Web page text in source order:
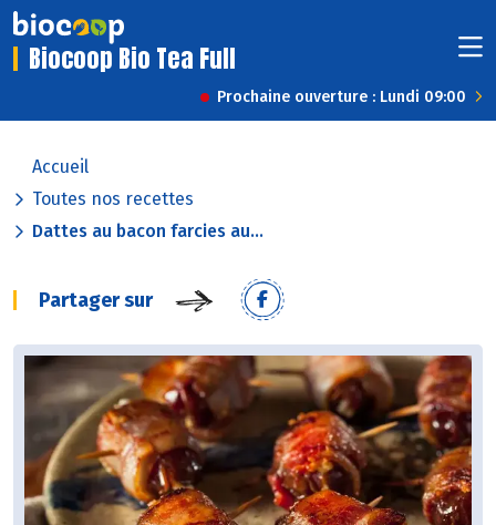
Biocoop Bio Tea Full
Prochaine ouverture : Lundi 09:00
Accueil
Toutes nos recettes
Dattes au bacon farcies au...
Partager sur